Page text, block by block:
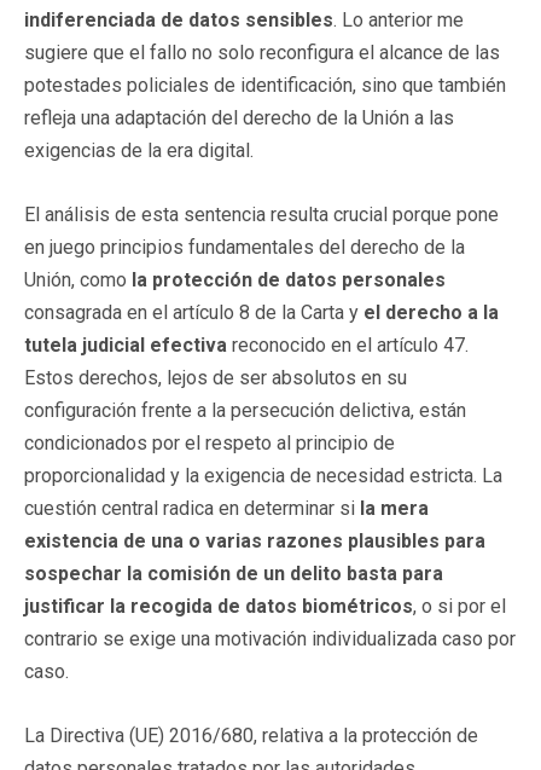
indiferenciada de datos sensibles. Lo anterior me
sugiere que el fallo no solo reconfigura el alcance de las
potestades policiales de identificación, sino que también
refleja una adaptación del derecho de la Unión a las
exigencias de la era digital.
El análisis de esta sentencia resulta crucial porque pone
en juego principios fundamentales del derecho de la
Unión, como la protección de datos personales
consagrada en el artículo 8 de la Carta y el derecho a la
tutela judicial efectiva reconocido en el artículo 47.
Estos derechos, lejos de ser absolutos en su
configuración frente a la persecución delictiva, están
condicionados por el respeto al principio de
proporcionalidad y la exigencia de necesidad estricta. La
cuestión central radica en determinar si la mera
existencia de una o varias razones plausibles para
sospechar la comisión de un delito basta para
justificar la recogida de datos biométricos, o si por el
contrario se exige una motivación individualizada caso por
caso.
La Directiva (UE) 2016/680, relativa a la protección de